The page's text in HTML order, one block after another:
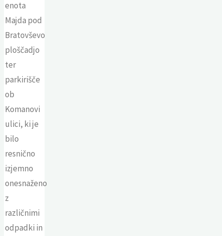
enota
Majda pod
Bratovševo
ploščadjo
ter
parkirišče
ob
Komanovi
ulici, ki je
bilo
resnično
izjemno
onesnaženo
z
različnimi
odpadki in